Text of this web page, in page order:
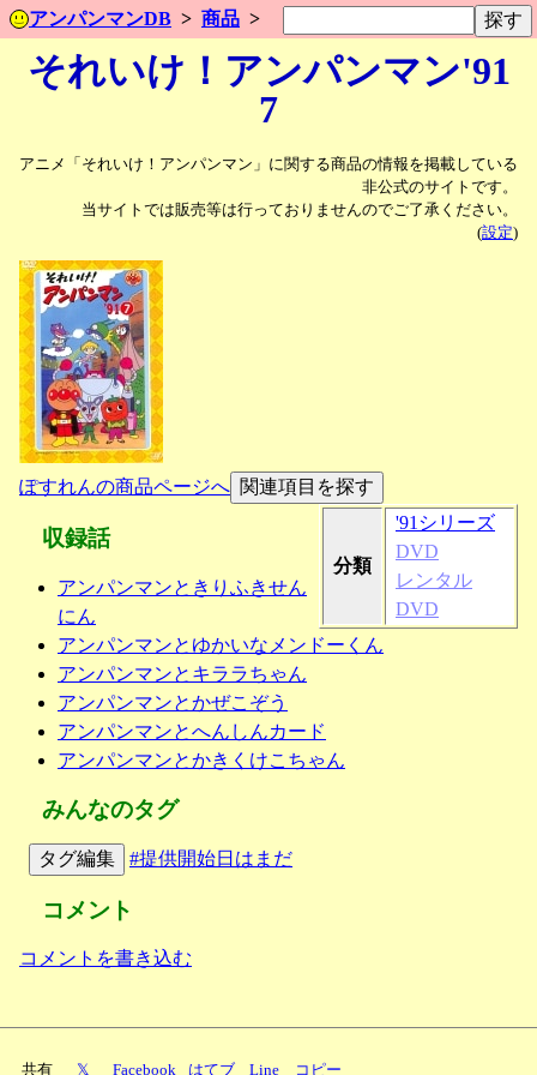
アンパンマンDB 商品
それいけ！アンパンマン'91
7
アニメ「それいけ！アンパンマン」に関する商品の情報を掲載している
非公式のサイトです。
当サイトでは販売等は行っておりませんのでご了承ください。
(設定)
ぽすれんの商品ページへ
分類
'91シリーズ
DVD
レンタル
DVD
収録話
アンパンマンときりふきせん
にん
アンパンマンとゆかいなメンドーくん
アンパンマンとキララちゃん
アンパンマンとかぜこぞう
アンパンマンとへんしんカード
アンパンマンとかきくけこちゃん
みんなのタグ
タグ編集 #提供開始日はまだ
コメント
コメントを書き込む
共有 𝕏 Facebook はてブ Line コピー